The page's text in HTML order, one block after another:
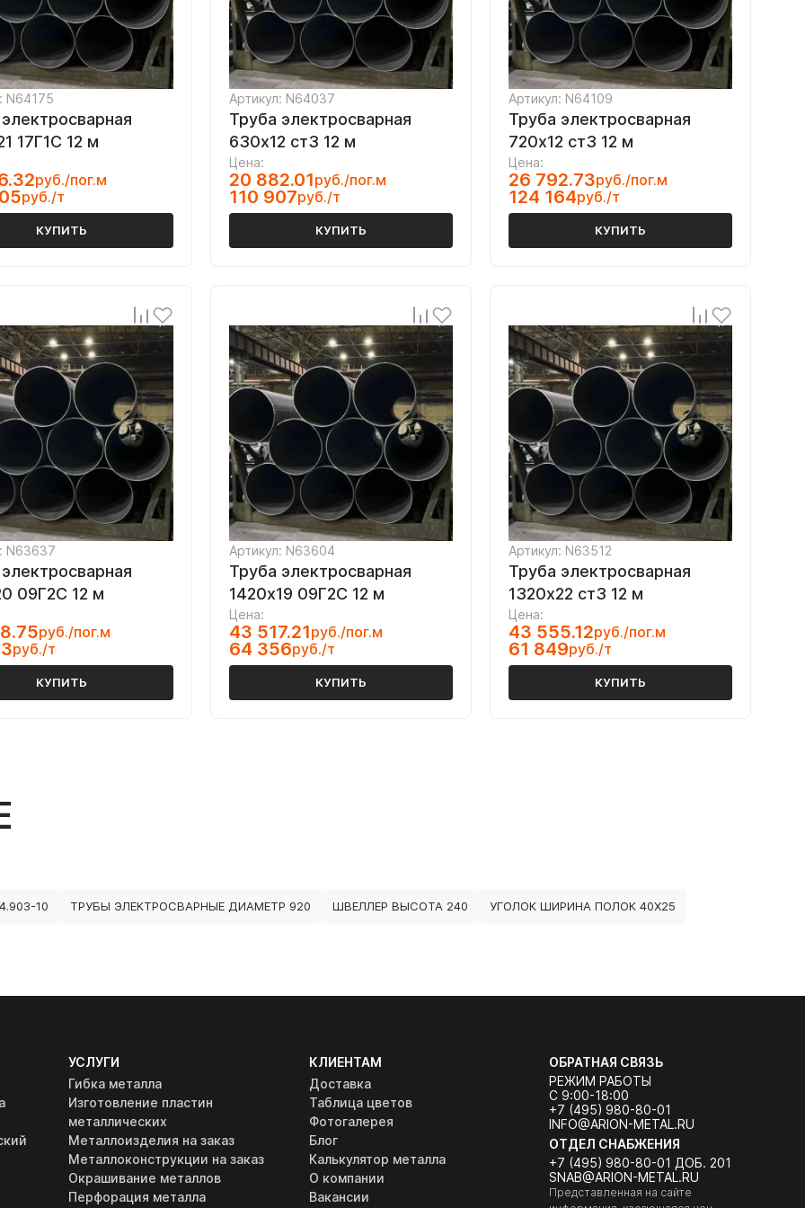
N64175
17Г1С 12 м
руб./пог.м
руб./т
КУПИТЬ
Артикул: N64037
Труба электросварная
630х12 ст3 12 м
Цена:
20 882.01руб./пог.м
110 907руб./т
КУПИТЬ
Артикул: N64109
Труба электросварная
720х12 ст3 12 м
Цена:
26 792.73руб./пог.м
124 164руб./т
КУПИТЬ
N63637
09Г2С 12 м
руб./пог.м
руб./т
КУПИТЬ
Артикул: N63604
Труба электросварная
1420х19 09Г2С 12 м
Цена:
43 517.21руб./пог.м
64 356руб./т
КУПИТЬ
Артикул: N63512
Труба электросварная
1320х22 ст3 12 м
Цена:
43 555.12руб./пог.м
61 849руб./т
КУПИТЬ
10 ТРУБЫ ЭЛЕКТРОСВАРНЫЕ ДИАМЕТР 920 ШВЕЛЛЕР ВЫСОТА 240 УГОЛОК ШИРИНА ПОЛОК 40Х25
УСЛУГИ
Гибка металла
Изготовление пластин
металлических
Металлоизделия на заказ
Металлоконструкции на заказ
Окрашивание металлов
Перфорация металла
КЛИЕНТАМ
Доставка
Таблица цветов
Фотогалерея
Блог
Калькулятор металла
О компании
Вакансии
ОБРАТНАЯ СВЯЗЬ
РЕЖИМ РАБОТЫ
С 9:00-18:00
+7 (495) 980-80-01
INFO@ARION-METAL.RU
ОТДЕЛ СНАБЖЕНИЯ
+7 (495) 980-80-01 ДОБ. 201
SNAB@ARION-METAL.RU
Представленная на сайте